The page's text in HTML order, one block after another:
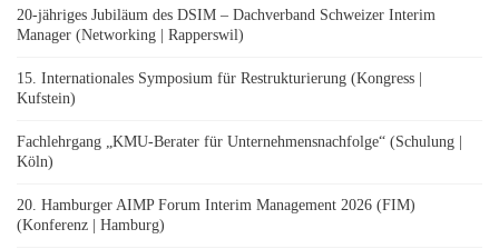
20-jähriges Jubiläum des DSIM – Dachverband Schweizer Interim
Manager (Networking | Rapperswil)
15. Internationales Symposium für Restrukturierung (Kongress |
Kufstein)
Fachlehrgang „KMU-Berater für Unternehmensnachfolge“ (Schulung |
Köln)
20. Hamburger AIMP Forum Interim Management 2026 (FIM)
(Konferenz | Hamburg)